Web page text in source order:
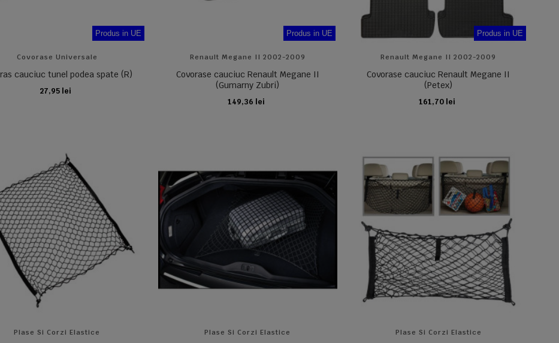
Produs in UE
Covorase Universale
cauciuc tunel podea spate (R)
27,95 lei
ADAUGA IN COS
Produs in UE
Renault Megane II 2002-2009
Covorase cauciuc Renault Megane II
(Gumarny Zubri)
149,36 lei
ADAUGA IN COS
Produs in UE
Renault Megane II 2002-2009
Covorase cauciuc Renault Megane II
(Petex)
161,70 lei
ADAUGA IN COS
Plase Si Corzi Elastice Plase Si Corzi Elastice Plase Si Corzi Elastice